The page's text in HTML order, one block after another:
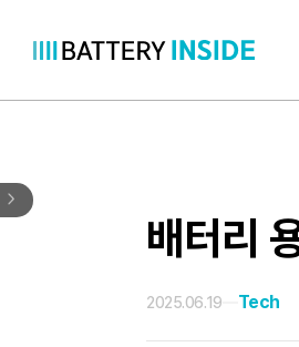
츠
바
로
배터리
2025.06.19 Tech